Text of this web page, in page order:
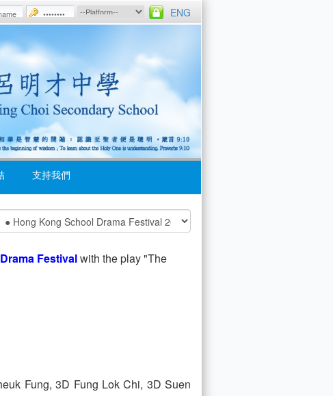
ENG
支持我們
Festivalwith the play "The
Fung, 3D Fung Lok Chi, 3D Suen